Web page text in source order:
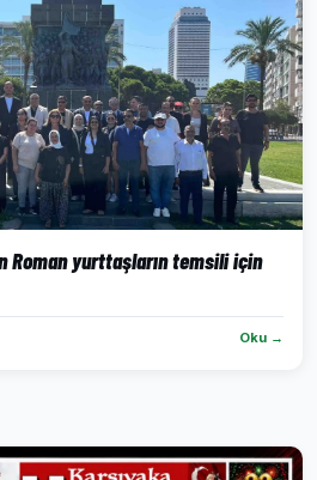
Roman yurttaşların temsili için
Oku →